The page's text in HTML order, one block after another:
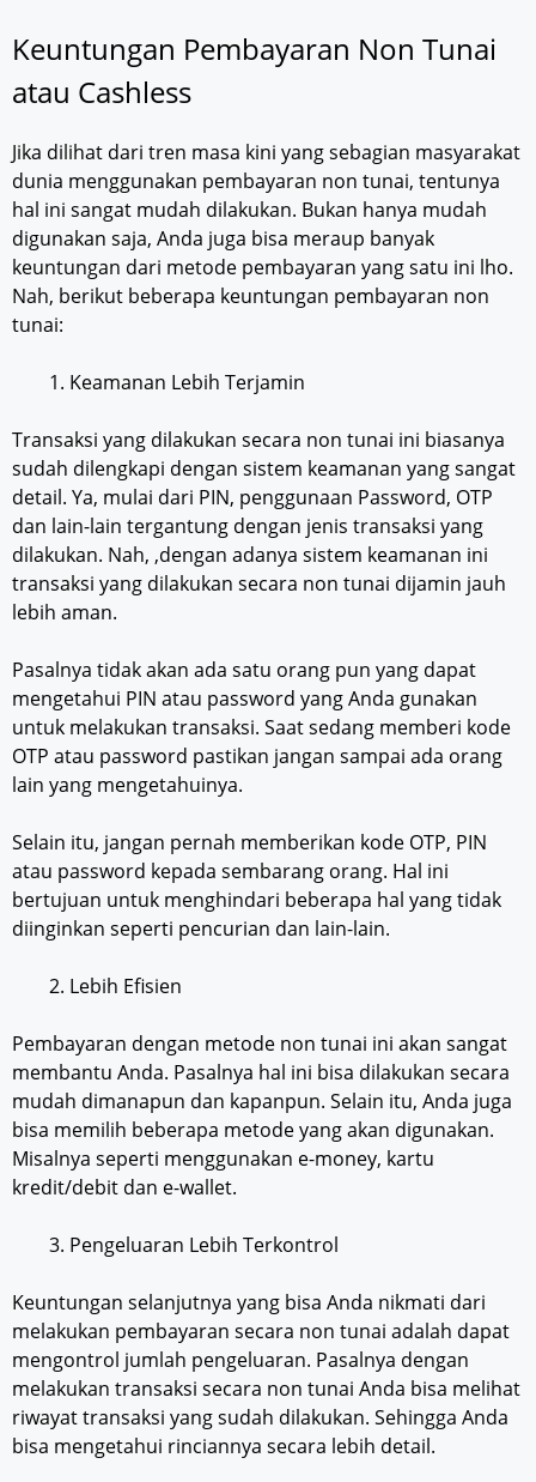
Keuntungan Pembayaran Non Tunai
atau Cashless
Jika dilihat dari tren masa kini yang sebagian masyarakat
dunia menggunakan pembayaran non tunai, tentunya
hal ini sangat mudah dilakukan. Bukan hanya mudah
digunakan saja, Anda juga bisa meraup banyak
keuntungan dari metode pembayaran yang satu ini lho.
Nah, berikut beberapa keuntungan pembayaran non
tunai:
Keamanan Lebih Terjamin
Transaksi yang dilakukan secara non tunai ini biasanya
sudah dilengkapi dengan sistem keamanan yang sangat
detail. Ya, mulai dari PIN, penggunaan Password, OTP
dan lain-lain tergantung dengan jenis transaksi yang
dilakukan. Nah, ,dengan adanya sistem keamanan ini
transaksi yang dilakukan secara non tunai dijamin jauh
lebih aman.
Pasalnya tidak akan ada satu orang pun yang dapat
mengetahui PIN atau password yang Anda gunakan
untuk melakukan transaksi. Saat sedang memberi kode
OTP atau password pastikan jangan sampai ada orang
lain yang mengetahuinya.
Selain itu, jangan pernah memberikan kode OTP, PIN
atau password kepada sembarang orang. Hal ini
bertujuan untuk menghindari beberapa hal yang tidak
diinginkan seperti pencurian dan lain-lain.
Lebih Efisien
Pembayaran dengan metode non tunai ini akan sangat
membantu Anda. Pasalnya hal ini bisa dilakukan secara
mudah dimanapun dan kapanpun. Selain itu, Anda juga
bisa memilih beberapa metode yang akan digunakan.
Misalnya seperti menggunakan e-money, kartu
kredit/debit dan e-wallet.
Pengeluaran Lebih Terkontrol
Keuntungan selanjutnya yang bisa Anda nikmati dari
melakukan pembayaran secara non tunai adalah dapat
mengontrol jumlah pengeluaran. Pasalnya dengan
melakukan transaksi secara non tunai Anda bisa melihat
riwayat transaksi yang sudah dilakukan. Sehingga Anda
bisa mengetahui rinciannya secara lebih detail.